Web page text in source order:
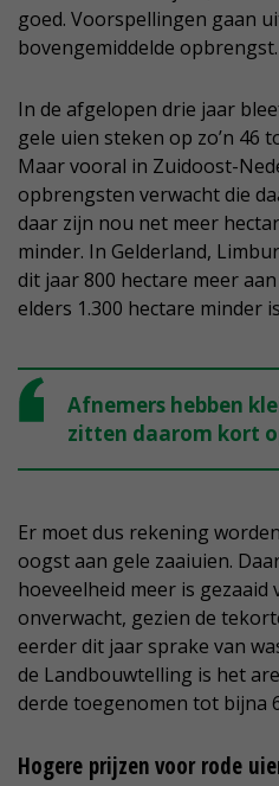
goed. Voorspellingen gaan
bovengemiddelde opbrengst.
In de afgelopen drie jaar
gele uien steken op zo’n 46
Maar vooral in Zuidoost-
opbrengsten verwacht die
daar zijn nou net meer
minder. In Gelderland,
dit jaar 800 hectare meer
elders 1.300 hectare minder
Afnemers hebben
zitten daarom kort
Er moet dus rekening
oogst aan gele zaaiuien.
hoeveelheid meer is
onverwacht, gezien de
eerder dit jaar sprake van
de Landbouwtelling is het
derde toegenomen tot bijna
Hogere prijzen voor rode